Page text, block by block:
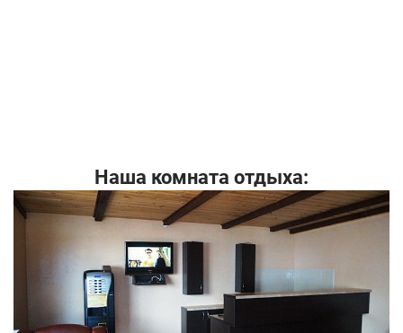
Наша комната отдыха: